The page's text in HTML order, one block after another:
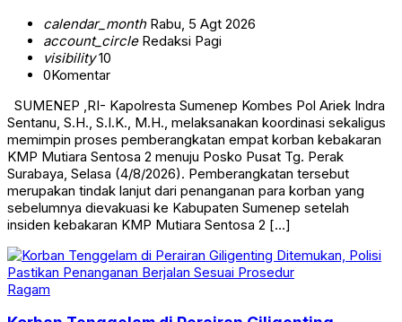
calendar_monthRabu, 5 Agt 2026
account_circleRedaksi Pagi
visibility10
0Komentar
SUMENEP ,RI- Kapolresta Sumenep Kombes Pol Ariek Indra
Sentanu, S.H., S.I.K., M.H., melaksanakan koordinasi sekaligus
memimpin proses pemberangkatan empat korban kebakaran
KMP Mutiara Sentosa 2 menuju Posko Pusat Tg. Perak
Surabaya, Selasa (4/8/2026). Pemberangkatan tersebut
merupakan tindak lanjut dari penanganan para korban yang
sebelumnya dievakuasi ke Kabupaten Sumenep setelah
insiden kebakaran KMP Mutiara Sentosa 2 […]
Ragam